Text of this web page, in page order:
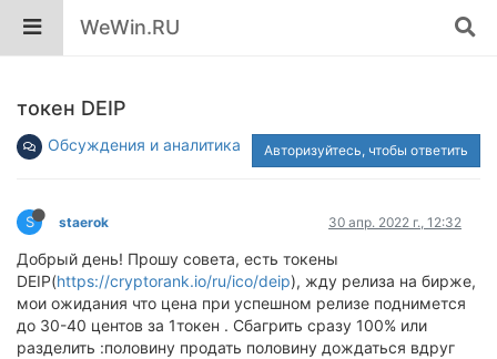
WeWin.RU
токен DEIP
Обсуждения и аналитика Авторизуйтесь, чтобы ответить
S staerok 30 апр. 2022 г., 12:32
Добрый день! Прошу совета, есть токены
DEIP(https://cryptorank.io/ru/ico/deip), жду релиза на бирже,
мои ожидания что цена при успешном релизе поднимется
до 30-40 центов за 1токен . Сбагрить сразу 100% или
разделить :половину продать половину дождаться вдруг